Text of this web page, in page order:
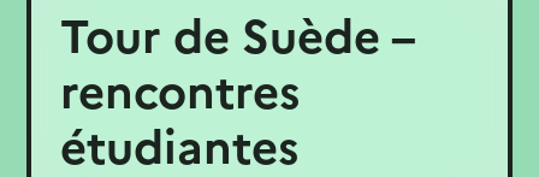
Tour de Suède –
rencontres
étudiantes